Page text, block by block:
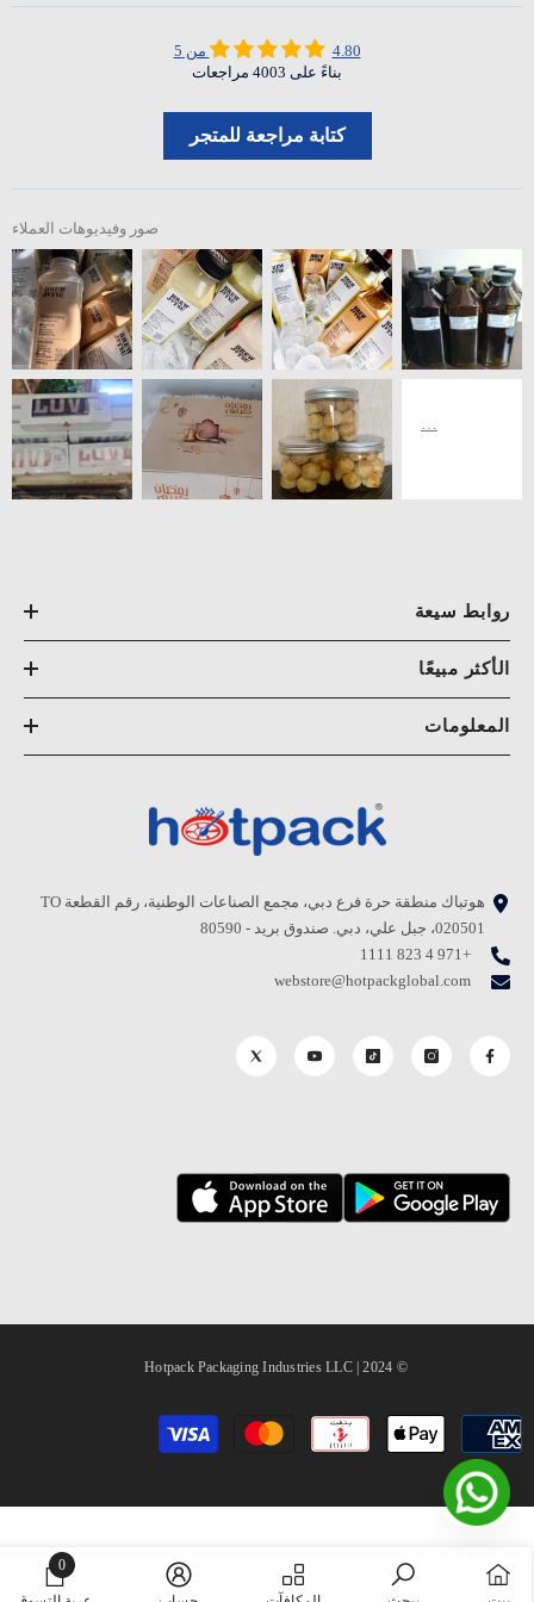
4.80 من 5
بناءً على 4003 مراجعات
كتابة مراجعة للمتجر
صور وفيديوهات العملاء
روابط سيعة
الأكثر مبيعًا
المعلومات
هوتباك منطقة حرة فرع دبي، مجمع الصناعات الوطنية، رقم القطعة TO
020501، جبل علي، دبي. صندوق بريد - 80590
+971 4 823 1111
webstore@hotpackglobal.com
© 2024 | Hotpack Packaging Industries LLC
طرق
الدفع
0